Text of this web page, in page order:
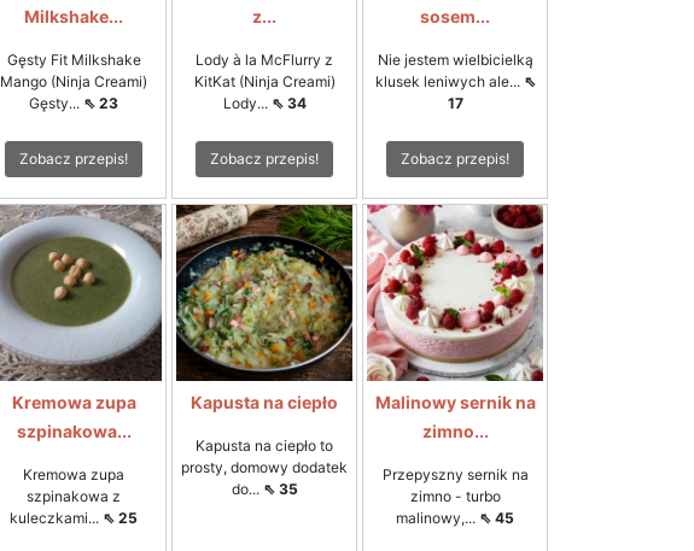
Milkshake...
Gęsty Fit Milkshake
Mango (Ninja Creami)
Gęsty... ⇖ 23
Zobacz przepis!
z...
Lody à la McFlurry z
KitKat (Ninja Creami)
Lody... ⇖ 34
Zobacz przepis!
sosem...
Nie jestem wielbicielką
klusek leniwych ale... ⇖
17
Zobacz przepis!
Kremowa zupa
szpinakowa...
Kremowa zupa
szpinakowa z
kuleczkami... ⇖ 25
Kapusta na ciepło
Kapusta na ciepło to
prosty, domowy dodatek
do... ⇖ 35
Malinowy sernik na
zimno...
Przepyszny sernik na
zimno - turbo
malinowy,... ⇖ 45